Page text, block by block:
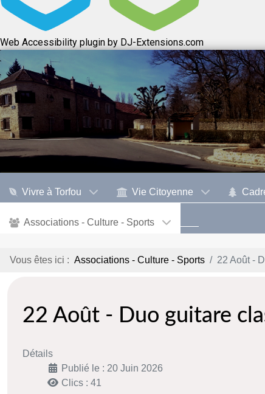
Web Accessibility plugin by DJ-Extensions.com
Vivre à Torfou Vie Citoyenne
Associations - Culture - Sports
Vous êtes ici : Associations - Culture - Sports 22 Août -
22 Août - Duo guitare
Détails
Publié le : 20 Juin 2026
Clics : 41